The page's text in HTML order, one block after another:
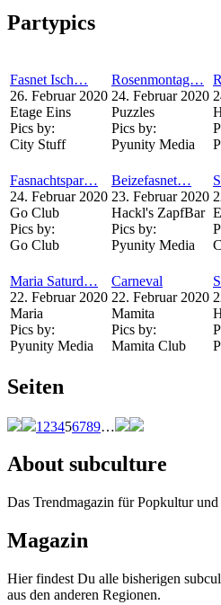
Partypics
Fasnet Isch…
26. Februar 2020
Etage Eins
Pics by:
City Stuff
Rosenmontag…
24. Februar 2020
Puzzles
Pics by:
Pyunity Media
Fasnachtspar…
24. Februar 2020
Go Club
Pics by:
Go Club
Beizefasnet…
23. Februar 2020
Hackl's ZapfBar
Pics by:
Pyunity Media
Maria Saturd…
22. Februar 2020
Maria
Pics by:
Pyunity Media
Carneval
22. Februar 2020
Mamita
Pics by:
Mamita Club
Seiten
1 23456789…
About subculture
Das Trendmagazin für Popkultur
Magazin
Hier findest Du alle bisherigen
aus den anderen Regionen.